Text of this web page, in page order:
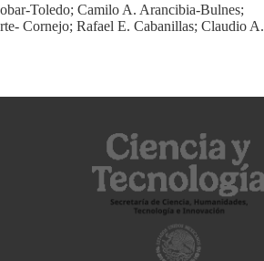
Toledo; Camilo A. Arancibia-Bulnes;
Cornejo; Rafael E. Cabanillas; Claudio A.